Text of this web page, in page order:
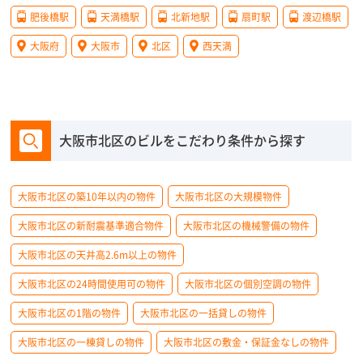
肥後橋駅 天満橋駅 北新地駅 扇町駅 渡辺橋駅
大阪府 大阪市 北区 西天満
大阪市北区のビルをこだわり条件から探す
大阪市北区の築10年以内の物件 大阪市北区の大規模物件
大阪市北区の新耐震基準適合物件 大阪市北区の機械警備の物件
大阪市北区の天井高2.6m以上の物件
大阪市北区の24時間使用可の物件 大阪市北区の個別空調の物件
大阪市北区の1階の物件 大阪市北区の一括貸しの物件
大阪市北区の一棟貸しの物件 大阪市北区の敷金・保証金なしの物件